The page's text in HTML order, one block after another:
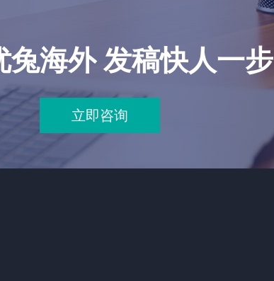
兔海外 发稿快人一步
立即咨询